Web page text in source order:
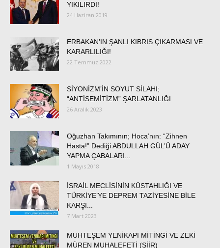
YIKILIRDI!
24 Haziran 2019
ERBAKAN’IN ŞANLI KIBRIS ÇIKARMASI VE
KARARLILIĞI!
22 Temmuz 2022
SİYONİZM’İN SOYUT SİLAHI;
“ANTİSEMİTİZM” ŞARLATANLIĞI
26 Aralık 2023
Oğuzhan Takımının; Hoca’nın: “Zihnen
Hasta!” Dediği ABDULLAH GÜL’Ü ADAY
YAPMA ÇABALARI...
1 Mayıs 2018
İSRAİL MECLİSİNİN KÜSTAHLIĞI VE
TÜRKİYE’YE DEPREM TAZİYESİNE BİLE
KARŞI...
7 Mart 2023
MUHTEŞEM YENİKAPI MİTİNGİ VE ZEKİ
MÜREN MUHALEFETİ (ŞİİR)